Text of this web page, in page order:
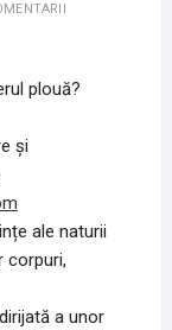
plouă?
și
ale naturii
corpuri,
a unor